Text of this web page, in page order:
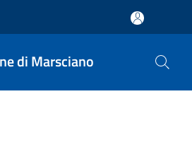
di Marsciano